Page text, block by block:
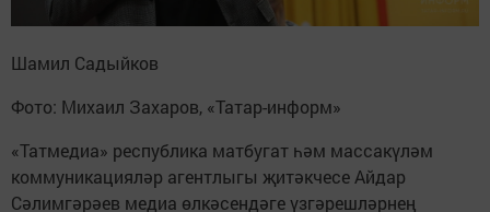
Шамил Садыйков
Фото: Михаил Захаров, «Татар-информ»
«Татмедиа» республика матбугат һәм массакүләм
коммуникацияләр агентлыгы җитәкчесе Айдар
Сәлимгәрәев медиа өлкәсендәге үзгәрешләрнең